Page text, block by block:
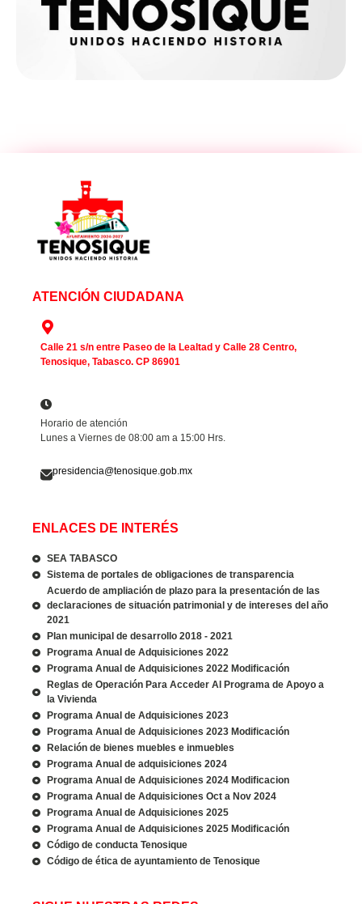
ATENCIÓN CIUDADANA
Calle 21 s/n entre Paseo de la Lealtad y Calle 28 Centro,
Tenosique, Tabasco. CP 86901
Horario de atención
Lunes a Viernes de 08:00 am a 15:00 Hrs.
presidencia@tenosique.gob.mx
ENLACES DE INTERÉS
SEA TABASCO
Sistema de portales de obligaciones de transparencia
Acuerdo de ampliación de plazo para la presentación de las
declaraciones de situación patrimonial y de intereses del año
2021
Plan municipal de desarrollo 2018 - 2021
Programa Anual de Adquisiciones 2022
Programa Anual de Adquisiciones 2022 Modificación
Reglas de Operación Para Acceder Al Programa de Apoyo a
la Vivienda
Programa Anual de Adquisiciones 2023
Programa Anual de Adquisiciones 2023 Modificación
Relación de bienes muebles e inmuebles
Programa Anual de adquisiciones 2024
Programa Anual de Adquisiciones 2024 Modificacion
Programa Anual de Adquisiciones Oct a Nov 2024
Programa Anual de Adquisiciones 2025
Programa Anual de Adquisiciones 2025 Modificación
Código de conducta Tenosique
Código de ética de ayuntamiento de Tenosique